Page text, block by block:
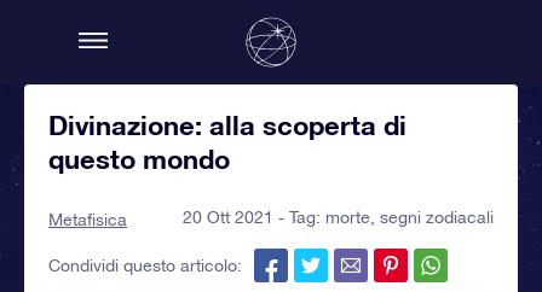
Divinazione: alla scoperta di
questo mondo
Metafisica 20 Ott 2021 - Tag: morte segni zodiacali
Condividi questo articolo: